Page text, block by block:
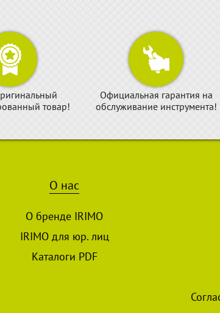
товар!
Официальная гарантия на
обслуживание инструмента!
О нас
О бренде IRIMO
IRIMO для юр. лиц
Каталоги PDF